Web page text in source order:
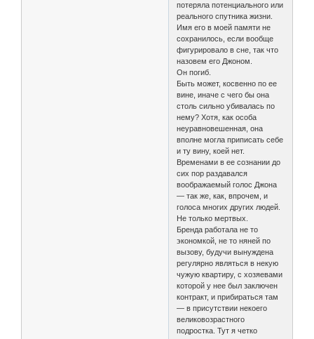
потеряла потенциального или
реального спутника жизни.
Имя его в моей памяти не
сохранилось, если вообще
фигурировало в сне, так что
назовем его Джоном.
Он погиб.
Быть может, косвенно по ее
вине, иначе с чего бы она
столь сильно убивалась по
нему? Хотя, как особа
неуравновешенная, она
вполне могла приписать себе
и ту вину, коей нет.
Временами в ее сознании до
сих пор раздавался
воображаемый голос Джона
— так же, как, впрочем, и
голоса многих других людей.
Не только мертвых.
Бренда работала не то
экономкой, не то няней по
вызову, будучи вынуждена
регулярно являться в некую
чужую квартиру, с хозяевами
которой у нее был заключен
контракт, и прибираться там
— в присутствии некоего
великовозрастного
подростка. Тут я четко